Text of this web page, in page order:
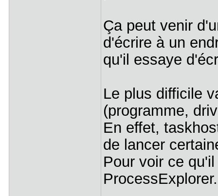
Ça peut venir
d'écrire à un
qu'il essaye
Le plus difficile
(programme,
En effet,
de lancer
Pour voir ce
ProcessExplorer.